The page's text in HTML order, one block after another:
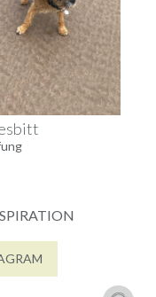
wir monatelang